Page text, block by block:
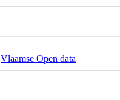
Vlaamse Open data